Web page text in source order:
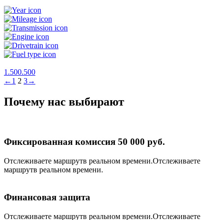
1.500.500
← 1 2 3→
Почему нас выбирают
Фиксированная комиссия 50 000 руб.
Отслеживаете маршрутв реальном времени.Отслеживаете
маршрутв реальном времени.
Финансовая защита
Отслеживаете маршрутв реальном времени.Отслеживаете